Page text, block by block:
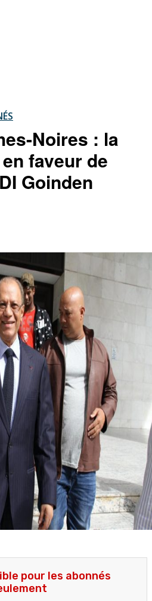
Noires : la
faveur de
Goinden
pour les abonnés